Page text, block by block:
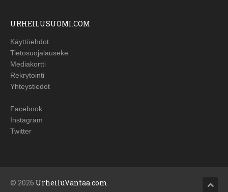
URHEILUSUOMI.COM
Käyttöehdot
Tietosuojalauseke
Mediakortti
Rekrytointi
Yhteystiedot
Facebook
Instagram
Twitter
© 2026 UrheiluVantaa.com.